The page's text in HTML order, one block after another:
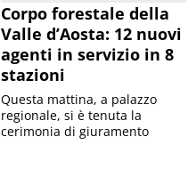
Corpo forestale della
Valle d’Aosta: 12 nuovi
agenti in servizio in 8
stazioni
Questa mattina, a palazzo
regionale, si è tenuta la
cerimonia di giuramento